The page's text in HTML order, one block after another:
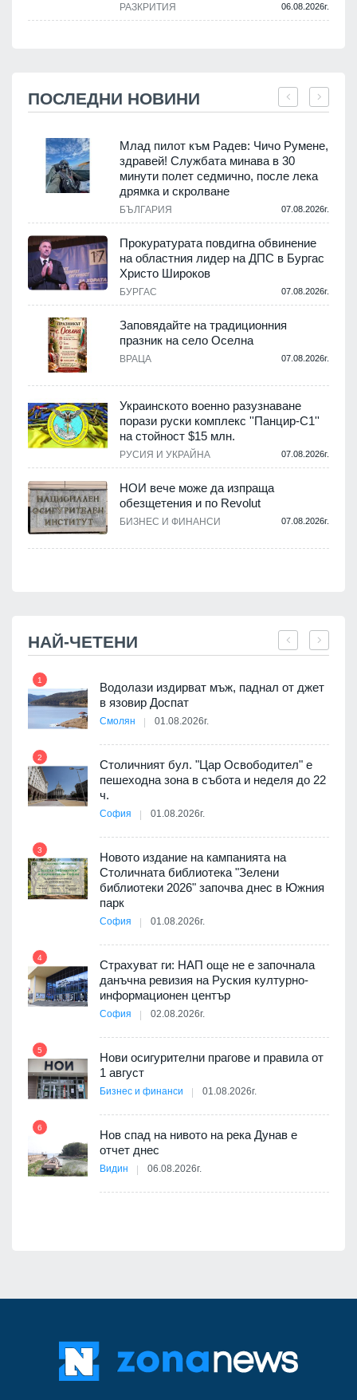
РАЗКРИТИЯ 06.08.2026г.
ПОСЛЕДНИ НОВИНИ
Млад пилот към Радев: Чичо Румене,
здравей! Службата минава в 30
минути полет седмично, после лека
дрямка и скролване
БЪЛГАРИЯ 07.08.2026г.
Прокуратурата повдигна обвинение
на областния лидер на ДПС в Бургас
Христо Широков
БУРГАС 07.08.2026г.
Заповядайте на традиционния
празник на село Оселна
ВРАЦА 07.08.2026г.
Украинското военно разузнаване
порази руски комплекс ''Панцир-С1''
на стойност $15 млн.
РУСИЯ И УКРАЙНА 07.08.2026г.
НОИ вече може да изпраща
обезщетения и по Revolut
БИЗНЕС И ФИНАНСИ 07.08.2026г.
НАЙ-ЧЕТЕНИ
1
Водолази издирват мъж, паднал от джет
в язовир Доспат
Смолян 01.08.2026г.
2
Столичният бул. "Цар Освободител" е
пешеходна зона в събота и неделя до 22
ч.
София 01.08.2026г.
3
Новото издание на кампанията на
Столичната библиотека "Зелени
библиотеки 2026" започва днес в Южния
парк
София 01.08.2026г.
4
Страхуват ги: НАП още не е започнала
данъчна ревизия на Руския културно-
информационен център
София 02.08.2026г.
5
Нови осигурителни прагове и правила от
1 август
Бизнес и финанси 01.08.2026г.
6
Нов спад на нивото на река Дунав е
отчет днес
Видин 06.08.2026г.